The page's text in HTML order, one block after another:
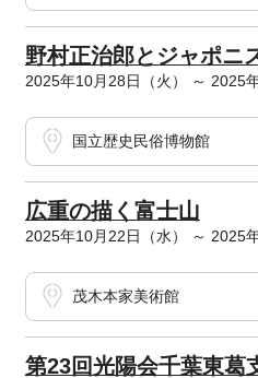
野村正治郎とジャポニ
2025年10月28日（火） ～ 2025
国立歴史民俗博物館
広重の描く富士山
2025年10月22日（水） ～ 2025
茂木本家美術館
第23回光陽会千葉東葛